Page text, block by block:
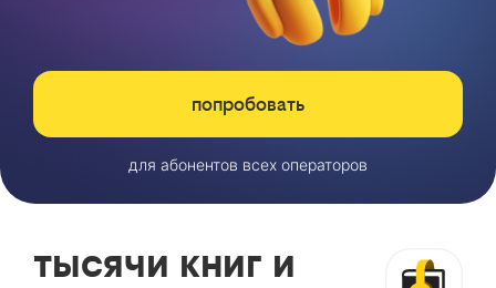
попробовать
для абонентов всех операторов
тысячи книг и